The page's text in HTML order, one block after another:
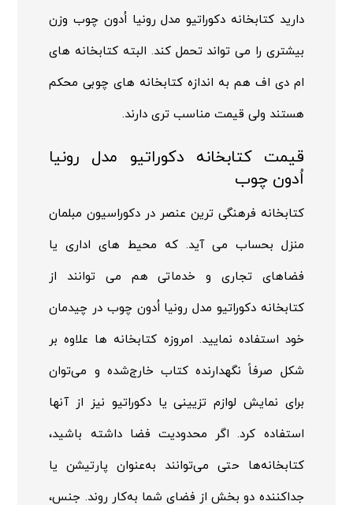
دارید کتابخانه دکوراتیو مدل رونیا اُدون چوب وزن
بیشتری را می تواند تحمل کند. البته کتابخانه های
ام دی اف هم به اندازه کتابخانه های چوبی محکم
هستند ولی قیمت مناسب تری دارند.
قیمت کتابخانه دکوراتیو مدل رونیا
اُدون چوب
کتابخانه فرهنگی ترین عنصر در دکوراسیون مبلمان
منزل بحساب می آید. که محیط های اداری یا
فضاهای تجاری و خدماتی هم می توانند از
کتابخانه دکوراتیو مدل رونیا اُدون چوب در چیدمان
خود استفاده نمایید. امروزه کتابخانه ها علاوه بر
شکل صرفاً نگهدارنده کتاب خارج‌شده و می‌توان
برای نمایش لوازم تزیینی یا دکوراتیو نیز از آنها
استفاده کرد. اگر محدودیت فضا داشته باشید،
کتابخانه‌ها حتی می‌توانند به‌عنوان پارتیشن یا
جداکننده دو بخش از فضای شما به‌کار روند. جنس،